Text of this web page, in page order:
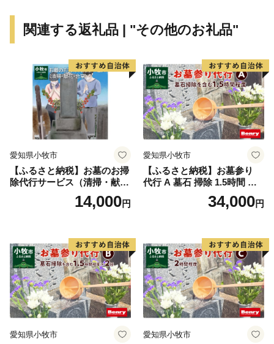
関連する返礼品 | "その他のお礼品"
愛知県小牧市
【ふるさと納税】お墓のお掃
除代行サービス（清掃・献
14,000円
愛知県小牧市
【ふるさと納税】お墓参り
代行 A 墓石 掃除 1.5時間 程
度 お参り 献花 献香 雑草 除
去 処分 草抜き 清掃 お手入れ
石 デザイン墓石 愛知県 小牧
市
34,000円
愛知県小牧市 愛知県小牧市